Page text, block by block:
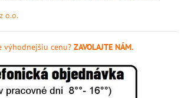
o.o.
výhodnejšiu cenu?ZAVOLAJTE NÁM.